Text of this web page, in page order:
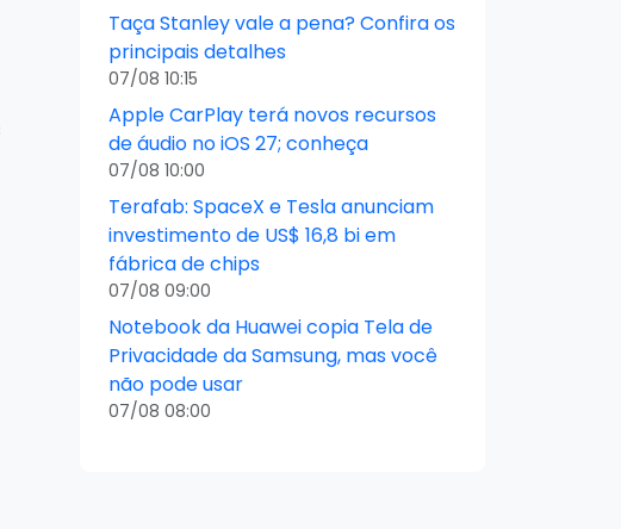
Taça Stanley vale a pena? Confira os
principais detalhes
07/08 10:15
Apple CarPlay terá novos recursos
de áudio no iOS 27; conheça
07/08 10:00
Terafab: SpaceX e Tesla anunciam
investimento de US$ 16,8 bi em
fábrica de chips
07/08 09:00
Notebook da Huawei copia Tela de
Privacidade da Samsung, mas você
não pode usar
07/08 08:00